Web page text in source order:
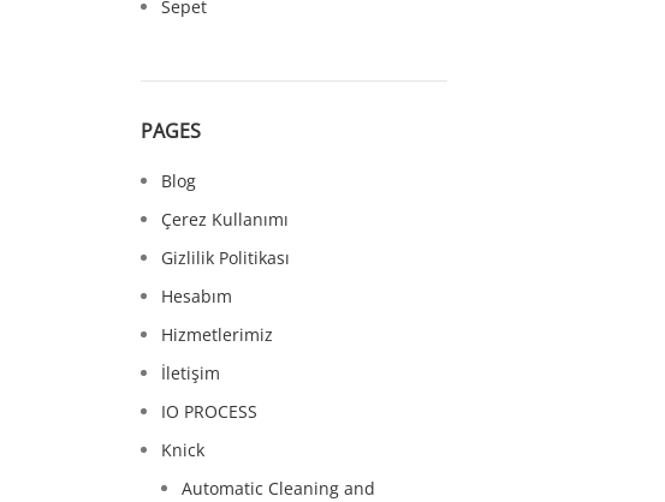
Sepet
PAGES
Blog
Çerez Kullanımı
Gizlilik Politikası
Hesabım
Hizmetlerimiz
İletişim
IO PROCESS
Knick
Automatic Cleaning and